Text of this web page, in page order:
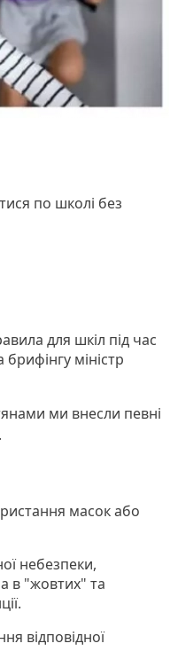
по школі без
для шкіл під час
міністр
ми внесли певні
масок або
небезпеки,
в "жовтих" та
відповідної